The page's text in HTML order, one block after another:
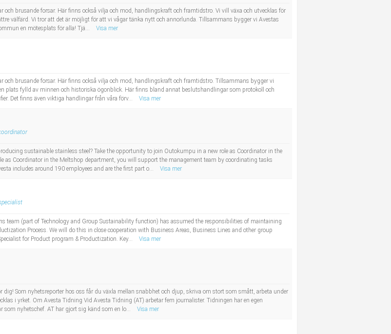
och brusande forsar. Här finns också vilja och mod, handlingskraft och framtidstro. Vi vill växa och utvecklas för
välfärd. Vi tror att det är möjligt för att vi vågar tänka nytt och annorlunda. Tillsammans bygger vi Avestas
en mötesplats för alla! Tjä...
Visa mer
och brusande forsar. Här finns också vilja och mod, handlingskraft och framtidstro. Tillsammans bygger vi
plats fylld av minnen och historiska ögonblick. Här finns bland annat beslutshandlingar som protokoll och
Det finns även viktiga handlingar från våra förv...
Visa mer
sustainable stainless steel? Take the opportunity to join Outokumpu in a new role as Coordinator in the
as Coordinator in the Meltshop department, you will support the management team by coordinating tasks
includes around 190 employees and are the first part o...
Visa mer
team (part of Technology and Group Sustainability function) has assumed the responsibilities of maintaining
Process. We will do this in close cooperation with Business Areas, Business Lines and other group
for Product program & Productization. Key...
Visa mer
dig! Som nyhetsreporter hos oss får du växla mellan snabbhet och djup, skriva om stort som smått, arbeta under
i yrket. Om Avesta Tidning Vid Avesta Tidning (AT) arbetar fem journalister. Tidningen har en egen
som nyhetschef. AT har gjort sig känd som en lo...
Visa mer